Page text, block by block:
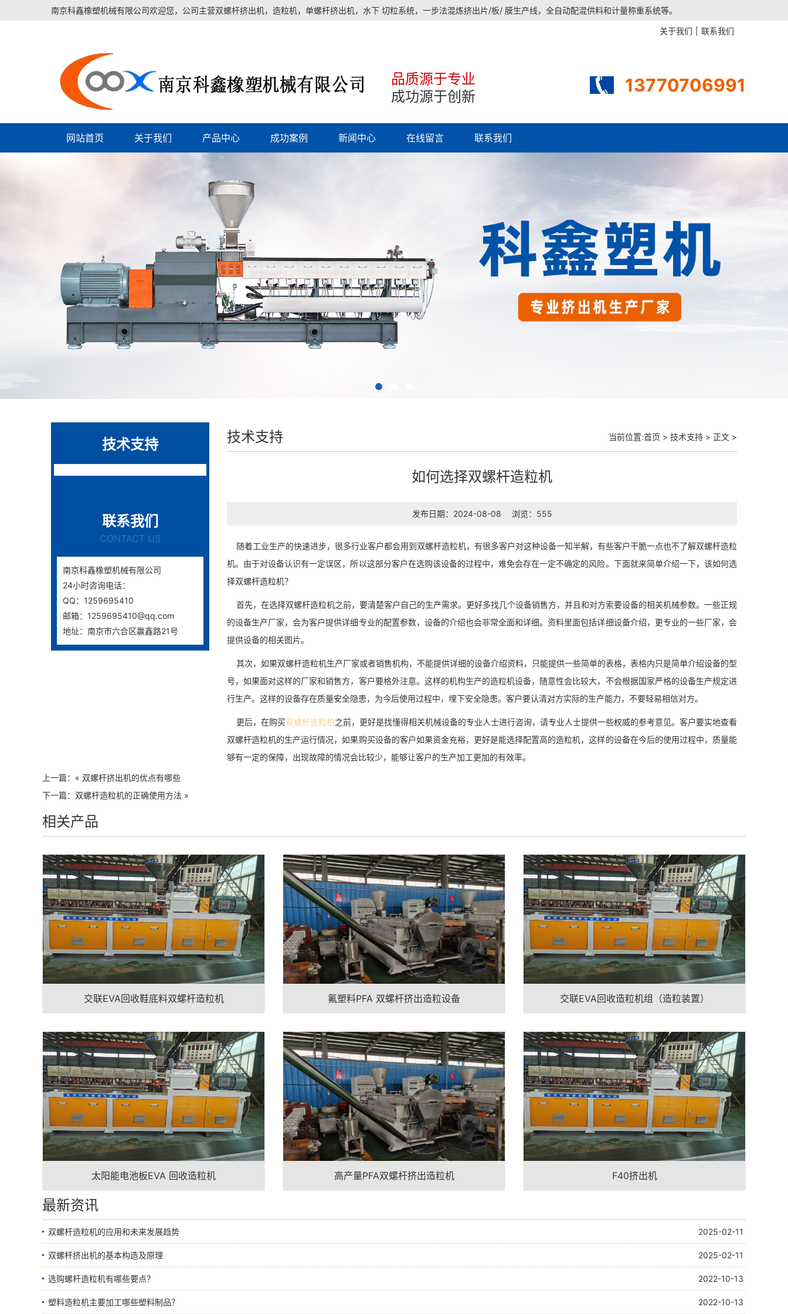
南京科鑫橡塑机械有限公司欢迎您，公司主营双螺杆挤出机，造粒机，单螺杆挤出机，水下 切粒系统，一步法混炼挤出片/板/ 膜生产线，全自动配混供料和计量称重系统等。
关于我们 联系我们
品质源于专业
成功源于创新
13770706991
网站首页 关于我们 产品中心 成功案例 新闻中心 在线留言 联系我们
技术支持
联系我们
CONTACT US
南京科鑫橡塑机械有限公司
24小时咨询电话：
QQ：1259695410
邮箱：1259695410@qq.com
地址：南京市六合区赢鑫路21号
技术支持 当前位置:首页 > 技术支持 > 正文 >
如何选择双螺杆造粒机
发布日期：2024-08-08 浏览：555
随着工业生产的快速进步，很多行业客户都会用到双螺杆造粒机，有很多客户对这种设备一知半解，有些客户干脆一点也不了解双螺杆造粒
机。由于对设备认识有一定误区，所以这部分客户在选购该设备的过程中，难免会存在一定不确定的风险。下面就来简单介绍一下，该如何选
择双螺杆造粒机？
首先，在选择双螺杆造粒机之前，要清楚客户自己的生产需求。更好多找几个设备销售方，并且和对方索要设备的相关机械参数。一些正规
的设备生产厂家，会为客户提供详细专业的配置参数，设备的介绍也会非常全面和详细。资料里面包括详细设备介绍，更专业的一些厂家，会
提供设备的相关图片。
其次，如果双螺杆造粒机生产厂家或者销售机构，不能提供详细的设备介绍资料，只能提供一些简单的表格，表格内只是简单介绍设备的型
号，如果面对这样的厂家和销售方，客户要格外注意。这样的机构生产的造粒机设备，随意性会比较大，不会根据国家严格的设备生产规定进
行生产。这样的设备存在质量安全隐患，为今后使用过程中，埋下安全隐患。客户要认清对方实际的生产能力，不要轻易相信对方。
更后，在购买双螺杆造粒机之前，更好是找懂得相关机械设备的专业人士进行咨询，请专业人士提供一些权威的参考意见。客户要实地查看
双螺杆造粒机的生产运行情况，如果购买设备的客户如果资金充裕，更好是能选择配置高的造粒机，这样的设备在今后的使用过程中，质量能
够有一定的保障，出现故障的情况会比较少，能够让客户的生产加工更加的有效率。
上一篇：« 双螺杆挤出机的优点有哪些
下一篇： 双螺杆造粒机的正确使用方法 »
相关产品
交联EVA回收鞋底料双螺杆造粒机 氟塑料PFA 双螺杆挤出造粒设备 交联EVA回收造粒机组（造粒装置）
太阳能电池板EVA 回收造粒机 高产量PFA双螺杆挤出造粒机 F40挤出机
最新资讯
双螺杆造粒机的应用和未来发展趋势 2025-02-11
双螺杆挤出机的基本构造及原理 2025-02-11
选购螺杆造粒机有哪些要点？ 2022-10-13
塑料造粒机主要加工哪些塑料制品？ 2022-10-13